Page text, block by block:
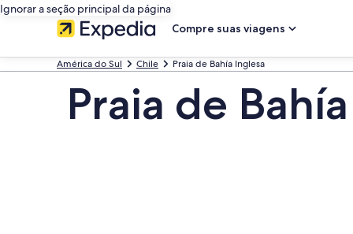
Ignorar a seção principal da página
Compre suas viagens
América do Sul Chile Praia de Bahía Inglesa
Praia de